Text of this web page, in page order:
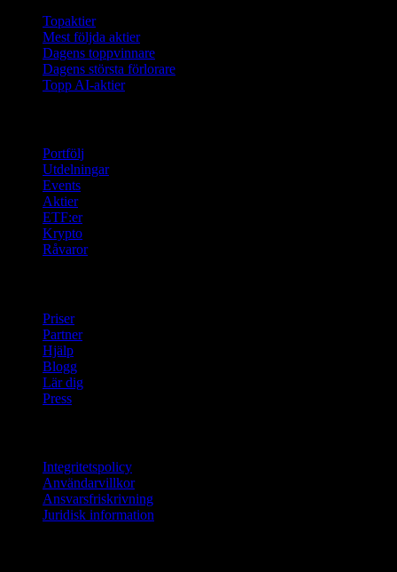
Topaktier
Mest följda aktier
Dagens toppvinnare
Dagens största förlorare
Topp AI-aktier
Portfölj
Utdelningar
Events
Aktier
ETF:er
Krypto
Råvaror
Priser
Partner
Hjälp
Blogg
Lär dig
Press
Integritetspolicy
Användarvillkor
Ansvarsfriskrivning
Juridisk information